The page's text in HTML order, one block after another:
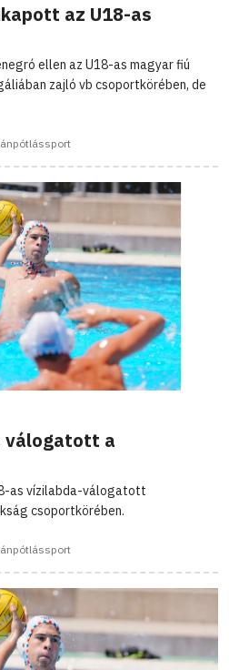
az U18-as
ellen az U18-as magyar fiú
zajló vb csoportkörében, de
válogatott a
as vízilabda-válogatott
csoportkörében.